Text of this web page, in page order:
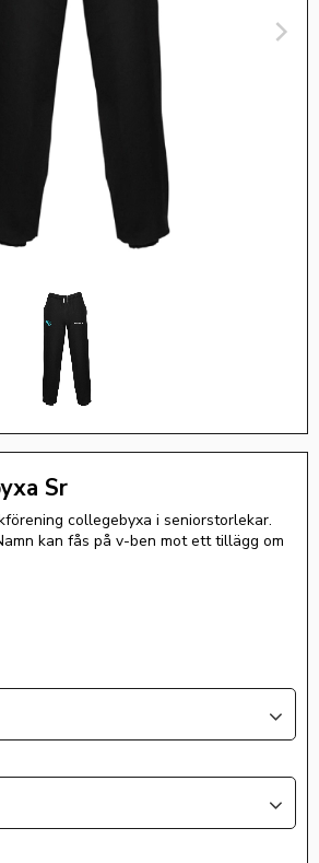
Sr
collegebyxa i seniorstorlekar.
kan fås på v-ben mot ett tillägg om